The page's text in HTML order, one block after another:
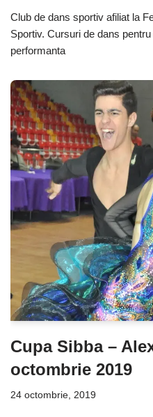
Club de dans sportiv afiliat la
Sportiv. Cursuri de dans
performanta
Cupa Sibba –
octombrie 2019
24 octombrie, 2019